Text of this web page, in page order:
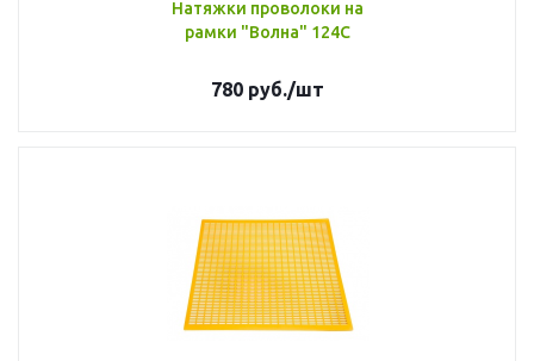
Натяжки проволоки на
рамки "Волна" 124С
780 руб./шт